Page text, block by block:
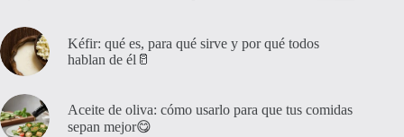
Kéfir: qué es, para qué sirve y por qué todos
hablan de él🥛
Aceite de oliva: cómo usarlo para que tus comidas
sepan mejor😋